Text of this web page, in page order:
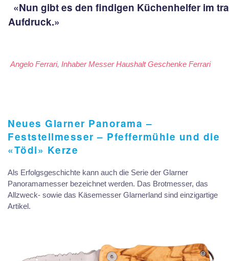
«Nun gibt es den findigen Küchenhelfer im
Aufdruck.»
Angelo Ferrari, Inhaber Messer Haushalt Geschenke Ferrari
Neues Glarner Panorama –
Feststellmesser – Pfeffermühle und die
«Tödi» Kerze
Als Erfolgsgeschichte kann auch die Serie der Glarner
Panoramamesser bezeichnet werden. Das Brotmesser, das
Allzweck- sowie das Käsemesser Glarnerland sind einzigartige
Artikel.